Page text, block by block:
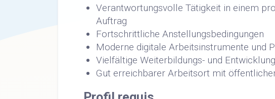
Verantwortungsvolle Tätigkeit in einem
Auftrag
Fortschrittliche Anstellungsbedingungen
Moderne digitale Arbeitsinstrumente und
Vielfältige Weiterbildungs- und
Gut erreichbarer Arbeitsort mit